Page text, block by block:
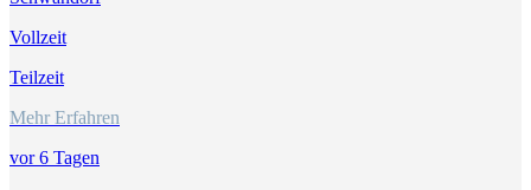
Vollzeit
Teilzeit
Mehr Erfahren
vor 6 Tagen